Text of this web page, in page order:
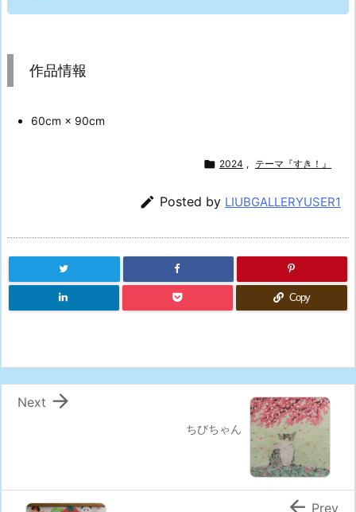
作品情報
60cm × 90cm
 2024 , テーマ『すき！』
 Posted by LIUBGALLERYUSER1
Copy
ちびちゃん

Next
 Prev